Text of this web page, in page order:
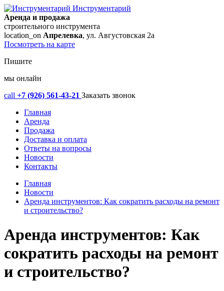
Инструментарий
Аренда и продажа
строительного инструмента
location_on Апрелевка, ул. Августовская 2а
Посмотреть на карте
Пишите
мы онлайн
call +7 (926) 561-43-21 Заказать звонок
Главная
Аренда
Продажа
Доставка и оплата
Ответы на вопросы
Новости
Контакты
Главная
Новости
Аренда инструментов: Как сократить расходы на ремонт
и строительство?
Аренда инструментов: Как
сократить расходы на ремонт
и строительство?